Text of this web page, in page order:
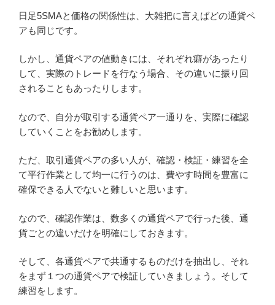
日足5SMAと価格の関係性は、大雑把に言えばどの通貨ペ
アも同じです。
しかし、通貨ペアの値動きには、それぞれ癖があったり
して、実際のトレードを行なう場合、その違いに振り回
されることもあったりします。
なので、自分が取引する通貨ペア一通りを、実際に確認
していくことをお勧めします。
ただ、取引通貨ペアの多い人が、確認・検証・練習を全
て平行作業として均一に行うのは、費やす時間を豊富に
確保できる人でないと難しいと思います。
なので、確認作業は、数多くの通貨ペアで行った後、通
貨ごとの違いだけを明確にしておきます。
そして、各通貨ペアで共通するものだけを抽出し、それ
をまず１つの通貨ペアで検証していきましょう。そして
練習をします。